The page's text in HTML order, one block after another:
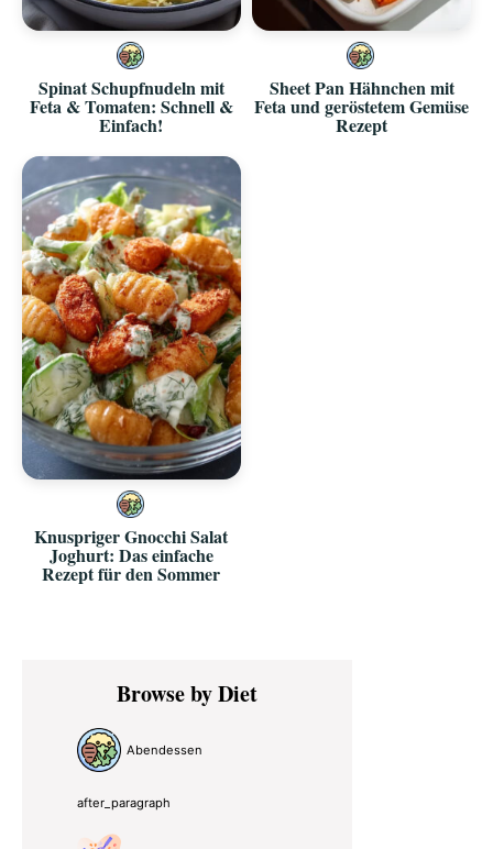
Spinat Schupfnudeln mit
Feta & Tomaten: Schnell &
Einfach!
Sheet Pan Hähnchen mit
Feta und geröstetem Gemüse
Rezept
Knuspriger Gnocchi Salat
Joghurt: Das einfache
Rezept für den Sommer
Primary
SidebarBrowse by Diet
Abendessen
after_paragraph